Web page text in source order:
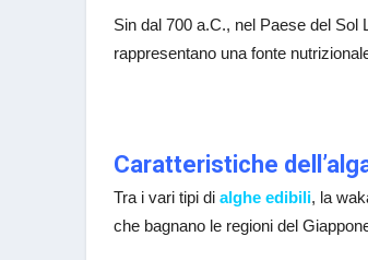
Sin dal 700 a.C., nel Paese del Sol
rappresentano una fonte
Caratteristiche
Tra i vari tipi dialghe edibili, la
che bagnano le regioni del